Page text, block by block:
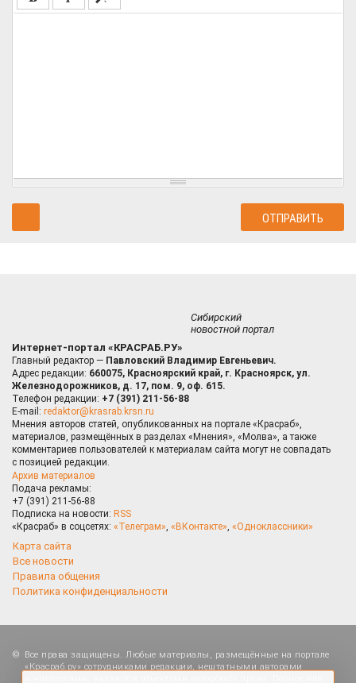
Сибирский
новостной портал
Интернет-портал «КРАСРАБ.РУ»
Главный редактор — Павловский Владимир Евгеньевич.
Адрес редакции: 660075, Красноярский край, г. Красноярск, ул.
Железнодорожников, д. 17, пом. 9, оф. 615.
Телефон редакции: +7 (391) 211-56-88
E-mail: redaktor@krasrab.krsn.ru
Мнения авторов статей, опубликованных на портале «Красраб»,
материалов, размещённых в разделах «Мнения», «Молва», а также
комментариев пользователей к материалам сайта могут не совпадать
с позицией редакции.
Архив материалов
Подача рекламы:
+7 (391) 211-56-88
Подписка на новости: RSS
«Красраб» в соцсетях: «Телеграм», «ВКонтакте», «Одноклассники»
Карта сайта
Все новости
Правила общения
Политика конфиденциальности
Все права защищены. Любые материалы, размещённые на портале
«Красраб.ру» сотрудниками редакции, нештатными авторами
использование cookies, которые применяются для
повышения качества рекомендаций согласно